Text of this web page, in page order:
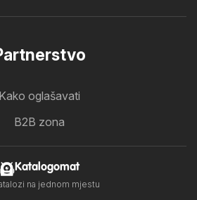
Kako oglašavati
B2B zona
Katalogomat
na jednom mjestu